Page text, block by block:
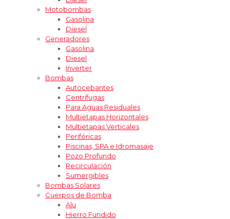
Motobombas
Gasolina
Diesel
Generadores
Gasolina
Diesel
Inverter
Bombas
Autocebantes
Centrífugas
Para Aguas Residuales
Multietapas Horizontales
Multietapas Verticales
Periféricas
Piscinas, SPA e Idromasaje
Pozo Profundo
Recirculación
Sumergibles
Bombas Solares
Cuerpos de Bomba
Alu
Hierro Fundido